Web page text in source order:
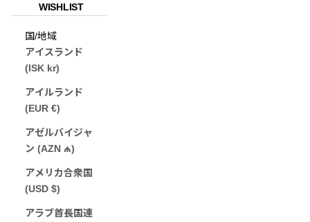
WISHLIST
国/地域
アイスランド
(ISK kr)
アイルランド
(EUR €)
アゼルバイジャ
ン (AZN ₼)
アメリカ合衆国
(USD $)
アラブ首長国連